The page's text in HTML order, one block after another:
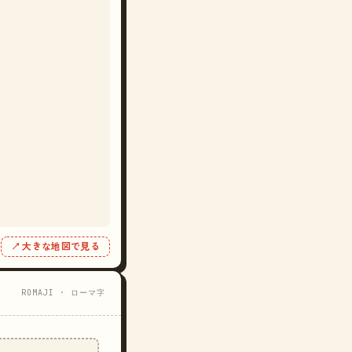
↗ 大きな地図で見る
ROMAJI · ローマ字